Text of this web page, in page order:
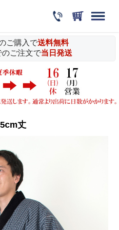
ご購入で送料無料
ご注文で当日発送
丈